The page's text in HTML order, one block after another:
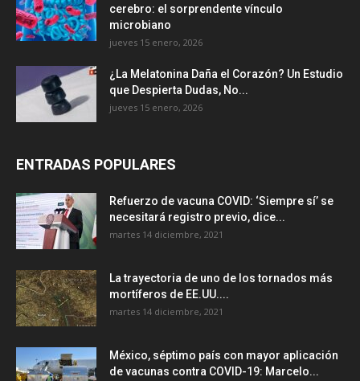
cerebro: el sorprendente vínculo
microbiano
jueves 15 enero, 2026
¿La Melatonina Daña el Corazón? Un Estudio
que Despierta Dudas, No...
jueves 15 enero, 2026
ENTRADAS POPULARES
Refuerzo de vacuna COVID: ‘Siempre sí’ se
necesitará registro previo, dice...
martes 14 diciembre, 2021
La trayectoria de uno de los tornados más
mortíferos de EE.UU....
martes 14 diciembre, 2021
México, séptimo país con mayor aplicación
de vacunas contra COVID-19: Marcelo...